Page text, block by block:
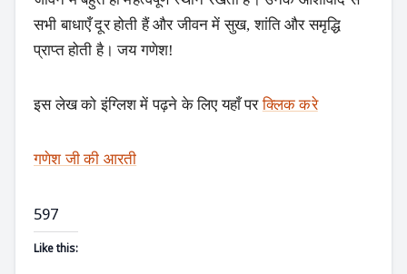
सभी बाधाएँ दूर होती हैं और जीवन में सुख, शांति और समृद्धि
प्राप्त होती है। जय गणेश!
इस लेख को इंग्लिश में पढ़ने के लिए यहाँ परक्लिक करे
गणेश जी की आरती
597
Like this: